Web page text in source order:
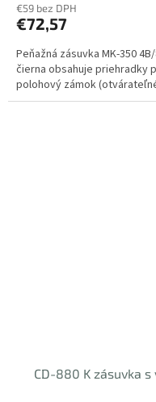
€59 bez DPH
€72,57
Peňažná zásuvka MK-350
čierna obsahuje priehradky
polohový zámok
CD-880 K zásuvka